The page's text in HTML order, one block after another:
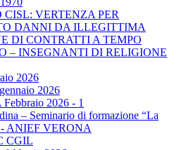
VERTENZA PER
DANNI DA ILLEGITTIMA
DI CONTRATTI A TEMPO
– INSEGNANTI DI RELIGIONE
2026
2026
2026 - 1
– Seminario di formazione “La
- ANIEF VERONA
CGIL